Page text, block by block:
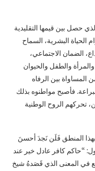
حصل بين قيمها التقليدية
الحياة البشرية، السماح
الضمان الاجتماعي،
والطفل والحيوان
المساواة بين الرفاه
فأصبح مواطنوه بذلك
الروح الوطنية
بهذا المنطق فَلَن نَجدَ أحسنَ
“حاكم كافر عادل خير عند
في المعنى الذي قَصَدهُ شيخ